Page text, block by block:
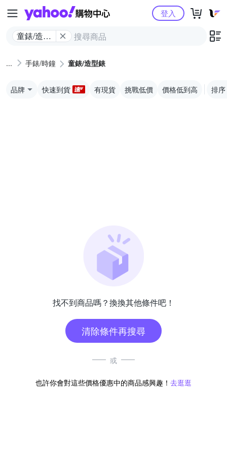
Yahoo購物中心
童錶/造型
登入
手錶/時鐘 童錶/造型錶
品牌 快速到貨 有現貨 挑戰低價 價格低到高 排序
找不到商品嗎？換換其他條件吧！
清除條件再搜尋
或
也許你會對這些價格優惠中的商品感興趣！ 去逛逛